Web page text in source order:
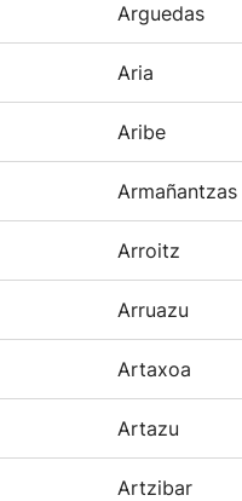
Arguedas
Aria
Aribe
Armañantzas
Arroitz
Arruazu
Artaxoa
Artazu
Artzibar